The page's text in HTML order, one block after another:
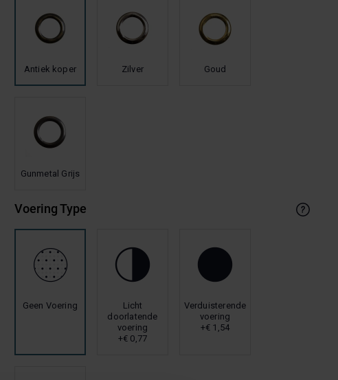
Antiek koper Zilver Goud
Gunmetal Grijs
Voering Type
Geen Voering
Licht
doorlatende
voering
+€ 0,77
Verduisterende
voering
+€ 1,54